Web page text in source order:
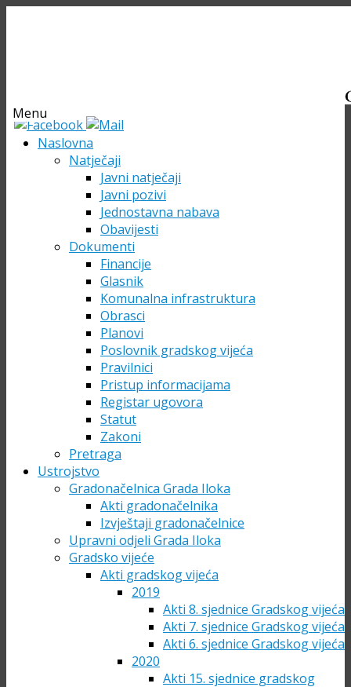
Menu
Skip Naslovna
Natječaji
Javni natječaji
Javni pozivi
Jednostavna nabava
Obavijesti
Dokumenti
Financije
Glasnik
Komunalna infrastruktura
Obrasci
Planovi
Poslovnik gradskog vijeća
Pravilnici
Pristup informacijama
Registar ugovora
Statut
Zakoni
Pretraga
Ustrojstvo
Gradonačelnica Grada Iloka
Akti gradonačelnika
Izvještaji gradonačelnice
Upravni odjeli Grada Iloka
Gradsko vijeće
Akti gradskog vijeća
2019
Akti 8. sjednice Gradskog vijeća
Akti 7. sjednice Gradskog vijeća
Akti 6. sjednice Gradskog vijeća
2020
Akti 15. sjednice gradskog